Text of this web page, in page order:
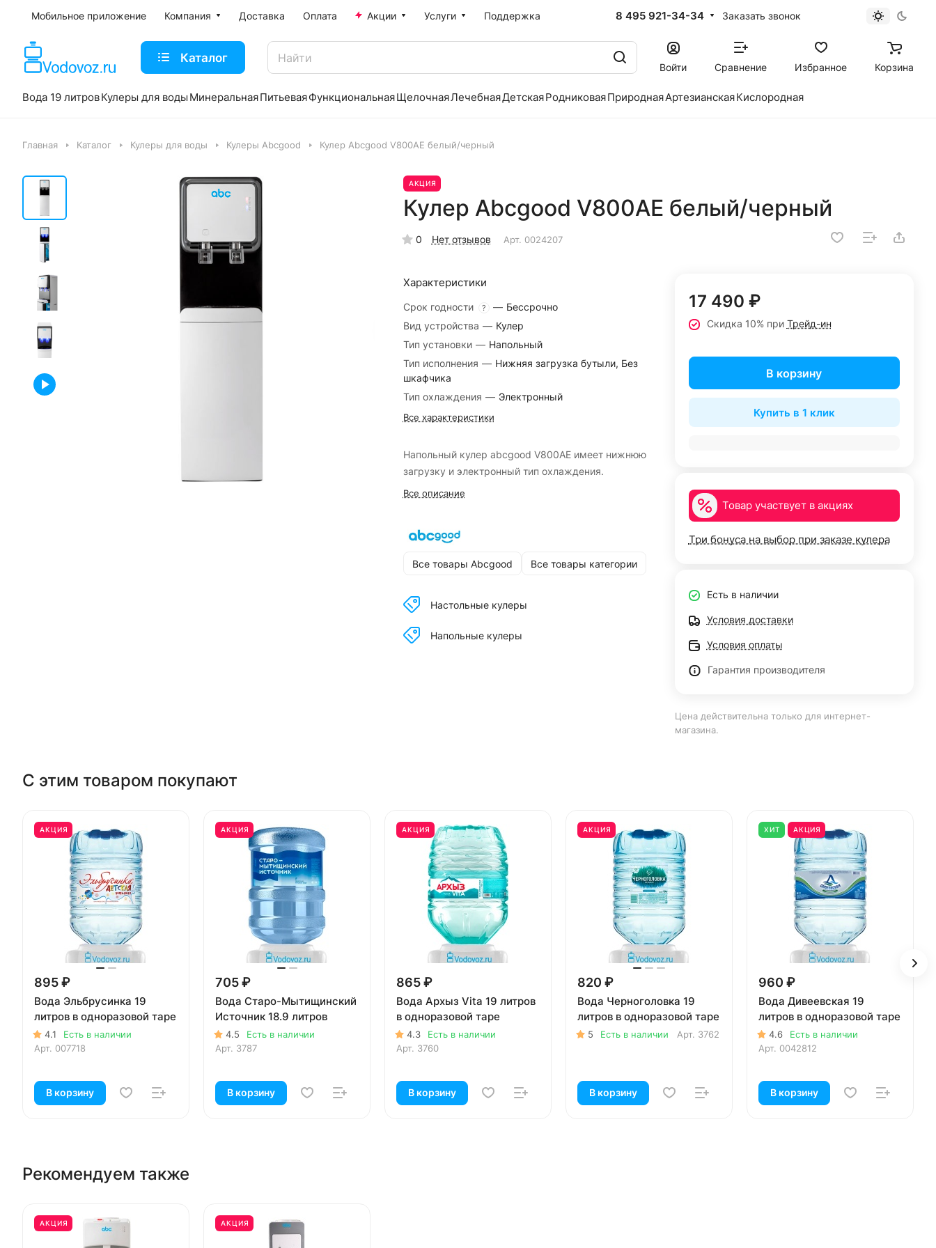
Мобильное приложение Компания Доставка Оплата Акции Услуги Поддержка 8 495 921-34-34 Заказать звонок
Каталог
Войти Сравнение Избранное Корзина
Вода 19 литровКулеры для воды МинеральнаяПитьеваяФункциональнаяЩелочнаяЛечебнаяДетскаяРодниковаяПрироднаяАртезианскаяКислородная
Главная Каталог Кулеры для воды Кулеры Abcgood Кулер Abcgood V800AE белый/черный
АКЦИЯ
Кулер Abcgood V800AE белый/черный
0 Нет отзывов Арт. 0024207
Характеристики
Срок годности ? — Бессрочно
Вид устройства — Кулер
Тип установки — Напольный
Тип исполнения — Нижняя загрузка бутыли, Без
шкафчика
Тип охлаждения — Электронный
Все характеристики
Напольный кулер abcgood V800AE имеет нижнюю
загрузку и электронный тип охлаждения.
Все описание
Все товары Abcgood Все товары категории
Настольные кулеры
Напольные кулеры
17 490 ₽
Скидка 10% при Трейд-ин
В корзину
Купить в 1 клик
Товар участвует в акциях
Три бонуса на выбор при заказе кулера
Есть в наличии
Условия доставки
Условия оплаты
Гарантия производителя
Цена действительна только для интернет-
магазина.
С этим товаром покупают
АКЦИЯ
895 ₽
Вода Эльбрусинка 19
литров в одноразовой таре
4.1
Есть в наличии
Арт. 007718
В корзину
АКЦИЯ
705 ₽
Вода Старо-Мытищинский
Источник 18.9 литров
4.5
Есть в наличии
Арт. 3787
В корзину
АКЦИЯ
865 ₽
Вода Архыз Vita 19 литров
в одноразовой таре
4.3
Есть в наличии
Арт. 3760
В корзину
АКЦИЯ
820 ₽
Вода Черноголовка 19
литров в одноразовой таре
5 Есть в наличии Арт. 3762
В корзину
ХИТ АКЦИЯ
960 ₽
Вода Дивеевская 19
литров в одноразовой таре
4.6
Есть в наличии
Арт. 0042812
В корзину
Рекомендуем также
АКЦИЯ АКЦИЯ